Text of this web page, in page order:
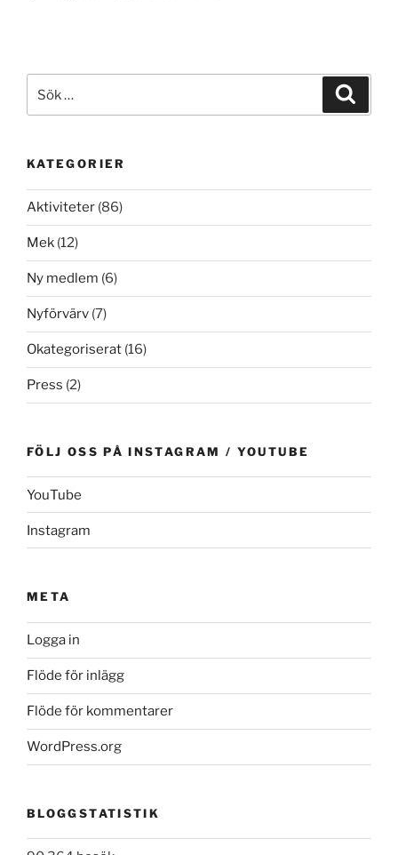
efter:
KATEGORIER
Aktiviteter (86)
Mek (12)
Ny medlem (6)
Nyförvärv (7)
Okategoriserat (16)
Press (2)
FÖLJ OSS PÅ INSTAGRAM / YOUTUBE
YouTube
Instagram
META
Logga in
Flöde för inlägg
Flöde för kommentarer
WordPress.org
BLOGGSTATISTIK